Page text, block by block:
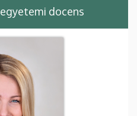
egyetemi docens